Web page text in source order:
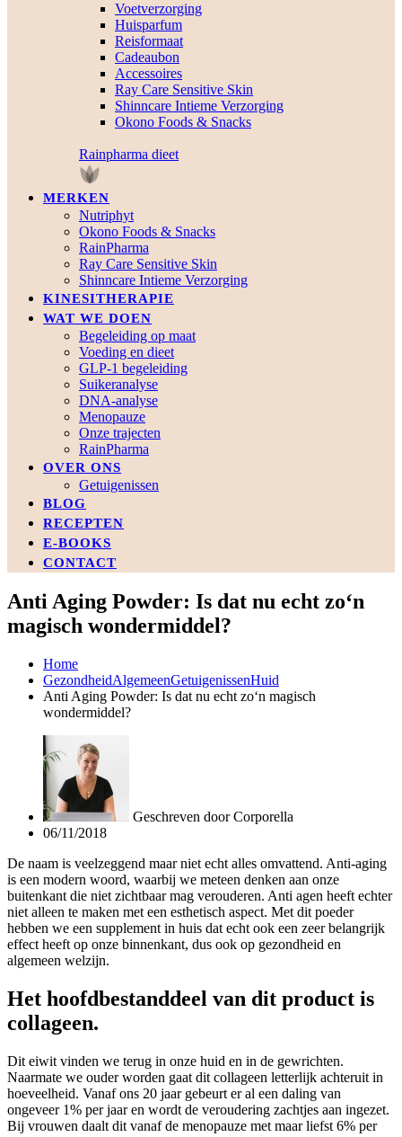
Voetverzorging
Huisparfum
Reisformaat
Cadeaubon
Accessoires
Ray Care Sensitive Skin
Shinncare Intieme Verzorging
Okono Foods & Snacks
Rainpharma dieet
MERKEN
Nutriphyt
Okono Foods & Snacks
RainPharma
Ray Care Sensitive Skin
Shinncare Intieme Verzorging
KINESITHERAPIE
WAT WE DOEN
Begeleiding op maat
Voeding en dieet
GLP-1 begeleiding
Suikeranalyse
DNA-analyse
Menopauze
Onze trajecten
RainPharma
OVER ONS
Getuigenissen
BLOG
RECEPTEN
E-BOOKS
CONTACT
Anti Aging Powder: Is dat nu echt zo‘n
magisch wondermiddel?
Home
GezondheidAlgemeenGetuigenissenHuid
Anti Aging Powder: Is dat nu echt zo‘n magisch
wondermiddel?
Geschreven doorCorporella
06/11/2018
De naam is veelzeggend maar niet echt alles omvattend. Anti-aging
is een modern woord, waarbij we meteen denken aan onze
buitenkant die niet zichtbaar mag verouderen. Anti agen heeft echter
niet alleen te maken met een esthetisch aspect. Met dit poeder
hebben we een supplement in huis dat echt ook een zeer belangrijk
effect heeft op onze binnenkant, dus ook op gezondheid en
algemeen welzijn.
Het hoofdbestanddeel van dit product is
collageen.
Dit eiwit vinden we terug in onze huid en in de gewrichten.
Naarmate we ouder worden gaat dit collageen letterlijk achteruit in
hoeveelheid. Vanaf ons 20 jaar gebeurt er al een daling van
ongeveer 1% per jaar en wordt de veroudering zachtjes aan ingezet.
Bij vrouwen daalt dit vanaf de menopauze met maar liefst 6% per